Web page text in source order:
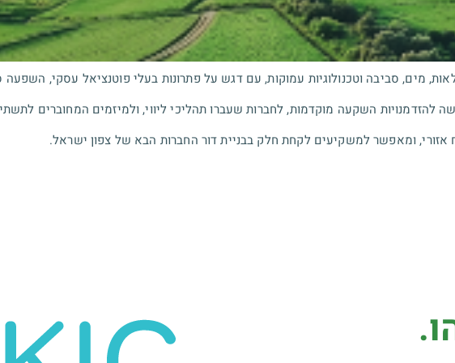
מים, סביבה וטכנולוגיות עמוקות, עם דגש על פתרונות בעלי פוטנציאל עסקי, השפעה
השקעה מוקדמות, לחברות שעברו תהליכי ליווי, ולמיזמים המחוברים
ומאפשר למשקיעים לקחת חלק בבניית דור החברות הבא של צפון ישראל.